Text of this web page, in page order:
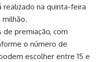
realizado na quinta-feira
milhão.
premiação, com
o número de
escolher entre 15 e